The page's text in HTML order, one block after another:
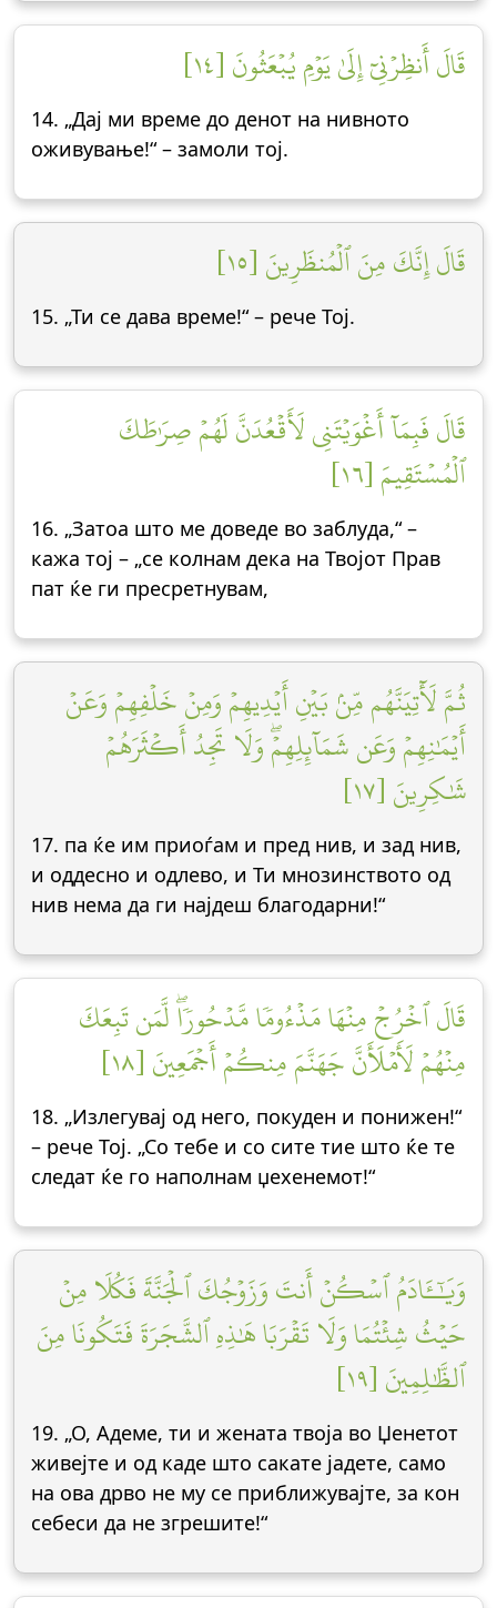
قَالَ أَنظِرۡنِيٓ إِلَىٰ يَوۡمِ يُبۡعَثُونَ [١٤]
14. „Дај ми време до денот на нивното
оживување!“ – замоли тој.
قَالَ إِنَّكَ مِنَ ٱلۡمُنظَرِينَ [١٥]
15. „Ти се дава време!“ – рече Тој.
قَالَ فَبِمَآ أَغۡوَيۡتَنِي لَأَقۡعُدَنَّ لَهُمۡ صِرَٰطَكَ
ٱلۡمُسۡتَقِيمَ [١٦]
16. „Затоа што ме доведе во заблуда,“ –
кажа тој – „се колнам дека на Твојот Прав
пат ќе ги пресретнувам,
ثُمَّ لَأٓتِيَنَّهُم مِّنۢ بَيۡنِ أَيۡدِيهِمۡ وَمِنۡ خَلۡفِهِمۡ وَعَنۡ
أَيۡمَٰنِهِمۡ وَعَن شَمَآئِلِهِمۡۖ وَلَا تَجِدُ أَكۡثَرَهُمۡ
شَٰكِرِينَ [١٧]
17. па ќе им приоѓам и пред нив, и зад нив,
и оддесно и одлево, и Ти мнозинството од
нив нема да ги најдеш благодарни!“
قَالَ ٱخۡرُجۡ مِنۡهَا مَذۡءُومٗا مَّدۡحُورٗاۖ لَّمَن تَبِعَكَ
مِنۡهُمۡ لَأَمۡلَأَنَّ جَهَنَّمَ مِنكُمۡ أَجۡمَعِينَ [١٨]
18. „Излегувај од него, покуден и понижен!“
– рече Тој. „Со тебе и со сите тие што ќе те
следат ќе го наполнам џехенемот!“
وَيَٰٓـَٔادَمُ ٱسۡكُنۡ أَنتَ وَزَوۡجُكَ ٱلۡجَنَّةَ فَكُلَا مِنۡ
حَيۡثُ شِئۡتُمَا وَلَا تَقۡرَبَا هَٰذِهِ ٱلشَّجَرَةَ فَتَكُونَا مِنَ
ٱلظَّٰلِمِينَ [١٩]
19. „О, Адеме, ти и жената твоја во Џенетот
живејте и од каде што сакате јадете, само
на ова дрво не му се приближувајте, за кон
себеси да не згрешите!“